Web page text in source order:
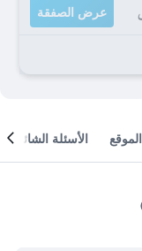
عرض الصفقة
الموقع الأسئلة الشائعة